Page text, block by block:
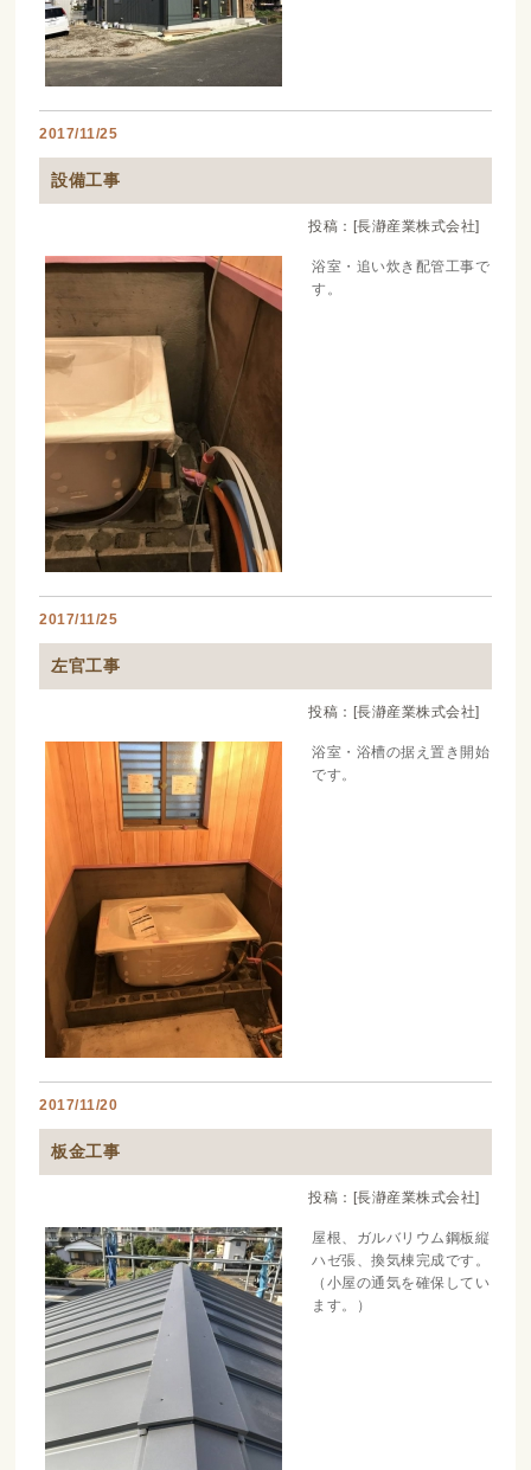
2017/11/25
設備工事
投稿：[長瀞産業株式会社]
浴室・追い炊き配管工事で
す。
2017/11/25
左官工事
投稿：[長瀞産業株式会社]
浴室・浴槽の据え置き開始
です。
2017/11/20
板金工事
投稿：[長瀞産業株式会社]
屋根、ガルバリウム鋼板縦
ハゼ張、換気棟完成です。
（小屋の通気を確保してい
ます。）